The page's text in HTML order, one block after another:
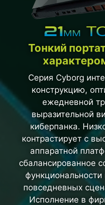
21ММ
Тонкий
Серия Cyborg
конструкцию,
ежедневной
выразительной
киберпанка.
контрастирует с
аппаратной
сбалансированное
повседневных
Исполнение в